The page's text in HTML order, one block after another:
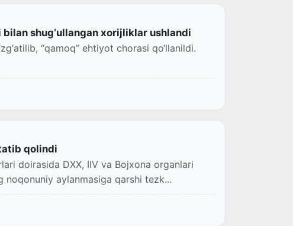
shug‘ullangan xorijliklar ushlandi
“qamoq” ehtiyot chorasi qo‘llanildi.
qolindi
doirasida DXX, IIV va Bojxona organlari
aylanmasiga qarshi tezk...